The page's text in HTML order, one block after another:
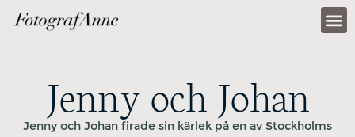
Jenny och Johan
Jenny och Johan firade sin kärlek på en av Stockholms